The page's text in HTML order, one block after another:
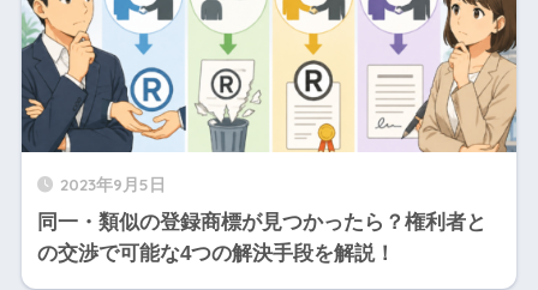
2023年9月5日
同一・類似の登録商標が見つかったら？権利者と
の交渉で可能な4つの解決手段を解説！